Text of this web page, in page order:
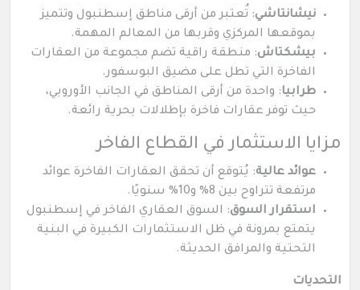
نيشانتاشي: تُعتبر من أرقى مناطق إسطنبول وتتميز
بموقعها المركزي وقربها من المعالم المهمة.
بيشكتاش: منطقة راقية تضم مجموعة من العقارات
الفاخرة التي تطل على مضيق البوسفور.
طرابيا: واحدة من أرقى المناطق في الجانب الأوروبي،
حيث توفر عقارات فاخرة بإطلالات بحرية رائعة.
مزايا الاستثمار في القطاع الفاخر
عوائد عالية: يُتوقع أن تحقق العقارات الفاخرة عوائد
مرتفعة تتراوح بين 8% و10% سنويًا.
استقرار السوق: السوق العقاري الفاخر في إسطنبول
يتمتع بمرونة في ظل الاستثمارات الكبيرة في البنية
التحتية والمرافق الحديثة.
التحديات